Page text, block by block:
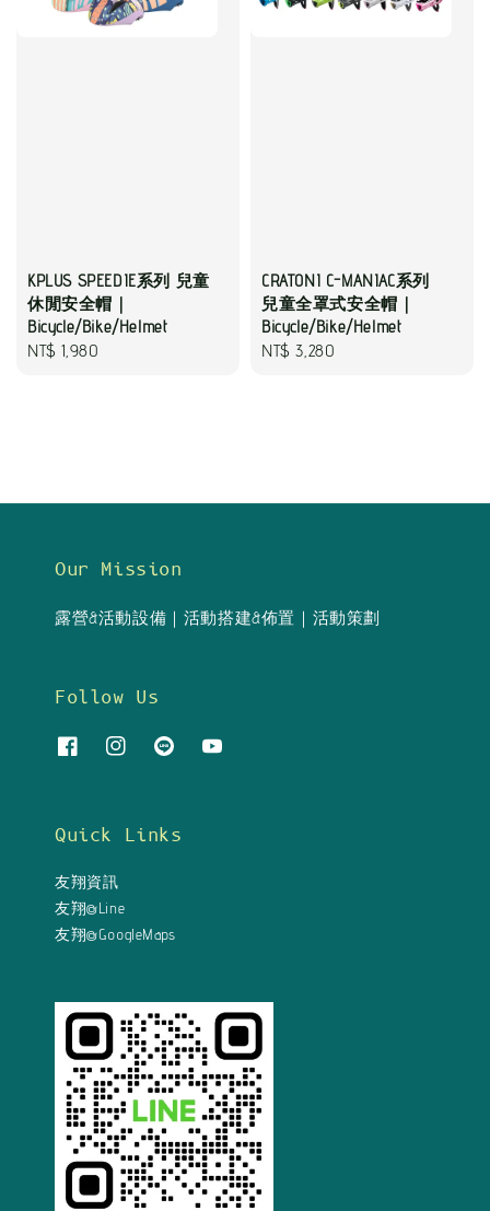
KPLUS SPEEDIE系列 兒童
休閒安全帽｜
Bicycle/Bike/Helmet
Regular
NT$ 1,980
CRATONI C-MANIAC系列
兒童全罩式安全帽｜
Bicycle/Bike/Helmet
Regular
NT$ 3,280
Our Mission
露營&活動設備｜活動搭建&佈置｜活動策劃
Follow Us
Quick Links
友翔資訊
友翔@Line
友翔@GoogleMaps